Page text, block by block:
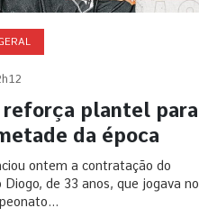
reforça plantel para
da época
ontem a contratação do
de 33 anos, que jogava no